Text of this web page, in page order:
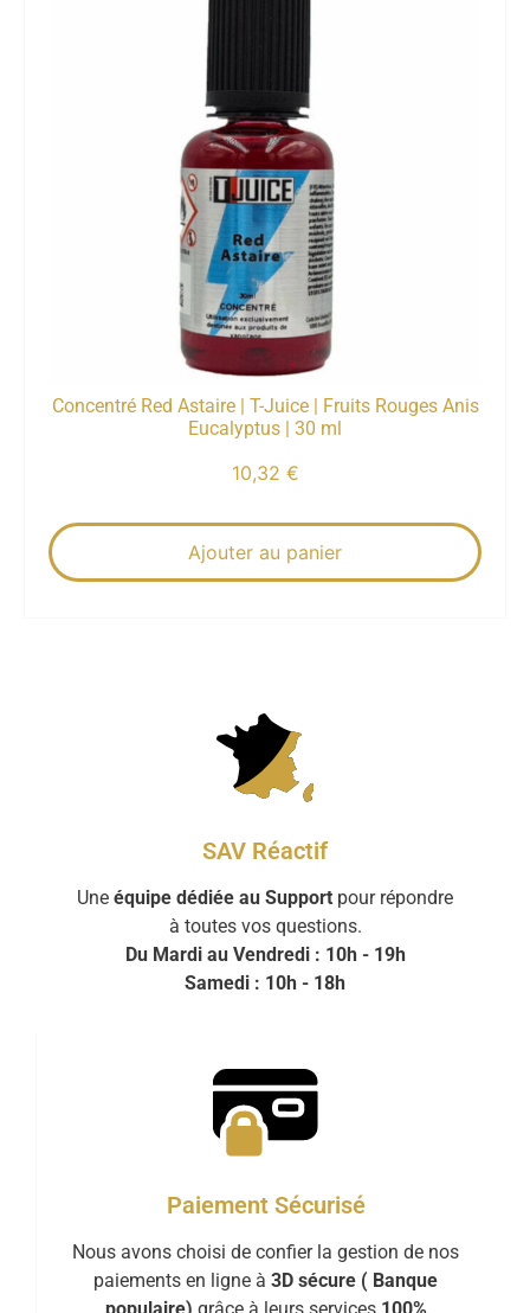
Concentré Red Astaire | T-Juice | Fruits Rouges Anis
Eucalyptus | 30 ml
10,32 €
Ajouter au panier
SAV Réactif
Une équipe dédiée au Support pour répondre
à toutes vos questions.
Du Mardi au Vendredi : 10h - 19h
Samedi : 10h - 18h
Paiement Sécurisé
Nous avons choisi de confier la gestion de nos
paiements en ligne à 3D sécure ( Banque